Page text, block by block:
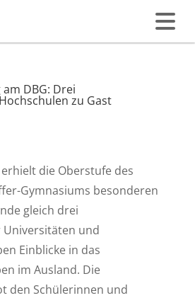
DBG: Drei
zu Gast
die Oberstufe des
Gymnasiums besonderen
gleich drei
und
Einblicke in das
im Ausland. Die
den Schülerinnen und